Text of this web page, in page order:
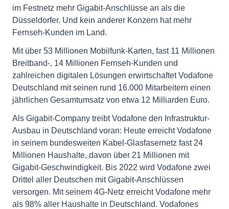
im Festnetz mehr Gigabit-Anschlüsse an als die
Düsseldorfer. Und kein anderer Konzern hat mehr
Fernseh-Kunden im Land.
Mit über 53 Millionen Mobilfunk-Karten, fast 11 Millionen
Breitband-, 14 Millionen Fernseh-Kunden und
zahlreichen digitalen Lösungen erwirtschaftet Vodafone
Deutschland mit seinen rund 16.000 Mitarbeitern einen
jährlichen Gesamtumsatz von etwa 12 Milliarden Euro.
Als Gigabit-Company treibt Vodafone den Infrastruktur-
Ausbau in Deutschland voran: Heute erreicht Vodafone
in seinem bundesweiten Kabel-Glasfasernetz fast 24
Millionen Haushalte, davon über 21 Millionen mit
Gigabit-Geschwindigkeit. Bis 2022 wird Vodafone zwei
Drittel aller Deutschen mit Gigabit-Anschlüssen
versorgen. Mit seinem 4G-Netz erreicht Vodafone mehr
als 98% aller Haushalte in Deutschland. Vodafones